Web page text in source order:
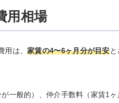
用相場
用は、家賃の4〜6ヶ月分が目安と
一般的）、仲介手数料（家賃1